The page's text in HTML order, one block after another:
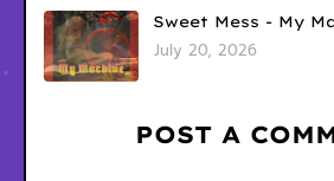
Sweet Mess - My
July 20, 2026
POST A